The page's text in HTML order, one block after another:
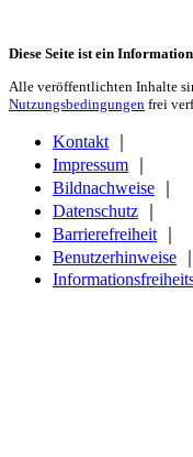
Diese Seite ist ein
Alle veröffentlichten Inhalte
Nutzungsbedingungen frei
Kontakt
Impressum
Bildnachweise
Datenschutz
Barrierefreiheit
Benutzerhinweise